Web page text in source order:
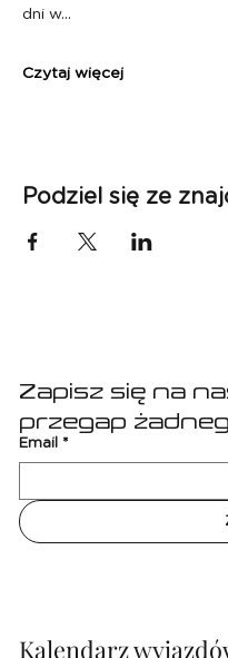
dni w…
Czytaj więcej
Podziel się ze
Zapisz się na
przegap
Email *
Kalendarz